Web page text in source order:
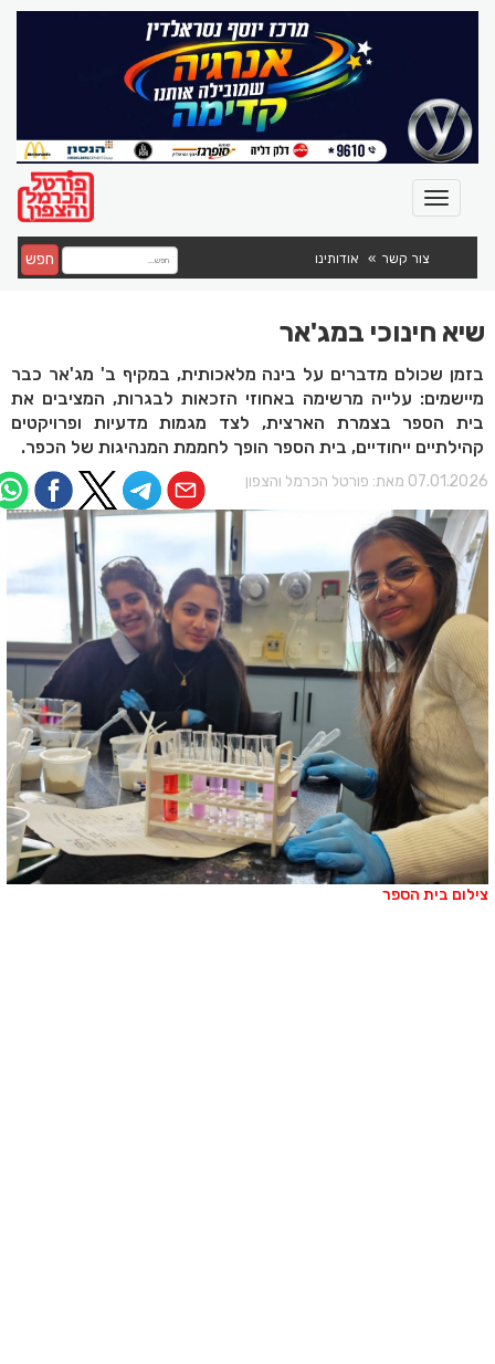
צור קשר אודותינו חפש
שיא חינוכי במג'אר
בזמן שכולם מדברים על בינה מלאכותית, במקיף ב' מג'אר כבר
מיישמים: עלייה מרשימה באחוזי הזכאות לבגרות, המציבים את
בית הספר בצמרת הארצית, לצד מגמות מדעיות ופרויקטים
קהילתיים ייחודיים, בית הספר הופך לחממת המנהיגות של הכפר.
מאת: פורטל הכרמל והצפון
בית הספר